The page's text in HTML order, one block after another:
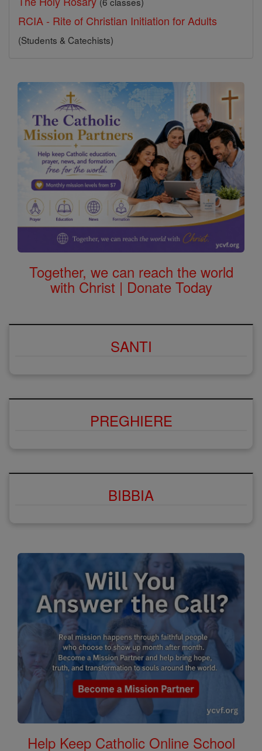
RCIA - Rite of Christian Initiation for Adults
(Students & Catechists)
Together, we can reach the world
with Christ | Donate Today
SANTI
PREGHIERE
BIBBIA
Help Keep Catholic Online School